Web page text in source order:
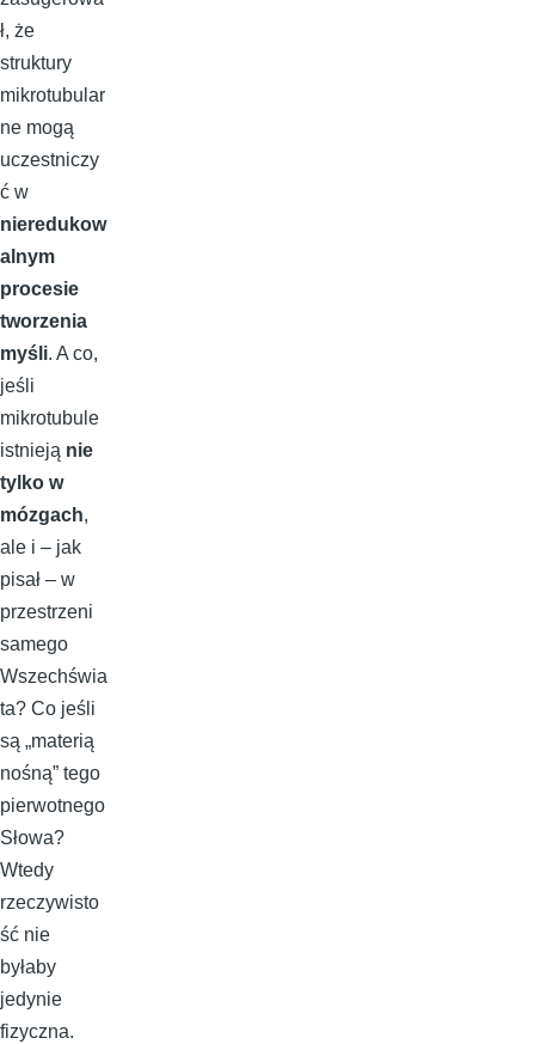
ł, że
struktury
mikrotubular
ne mogą
uczestniczy
ć w
nieredukow
alnym
procesie
tworzenia
myśli. A co,
jeśli
mikrotubule
istnieją nie
tylko w
mózgach,
ale i – jak
pisał – w
przestrzeni
samego
Wszechświa
ta? Co jeśli
są „materią
nośną” tego
pierwotnego
Słowa?
Wtedy
rzeczywisto
ść nie
byłaby
jedynie
fizyczna.